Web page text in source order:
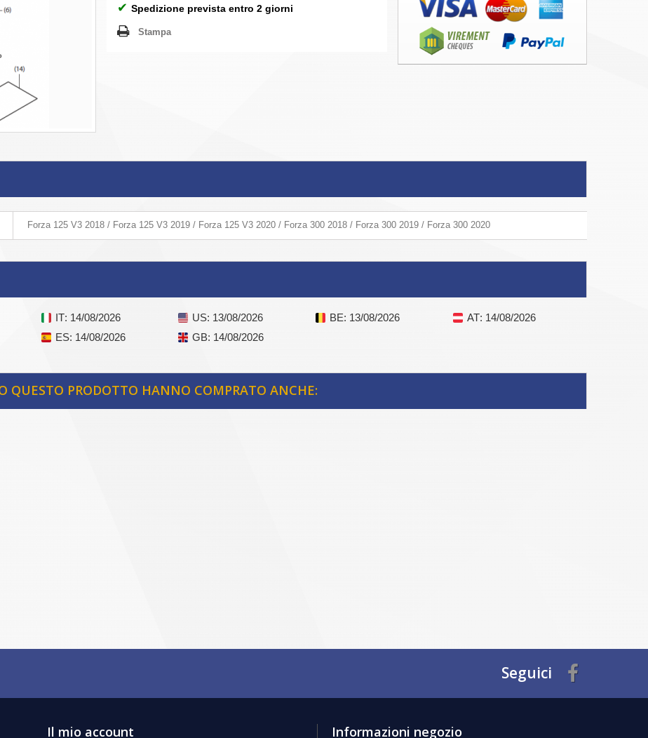
✔ Spedizione prevista entro 2 giorni
Stampa
Forza 125 V3 2018 / Forza 125 V3 2019 / Forza 125 V3 2020 / Forza 300 2018 / Forza 300 2019 / Forza 300 2020
IT: 14/08/2026 US: 13/08/2026 BE: 13/08/2026 AT: 14/08/2026
ES: 14/08/2026 GB: 14/08/2026
QUESTO PRODOTTO HANNO COMPRATO ANCHE:
Seguici
Il mio account Informazioni negozio